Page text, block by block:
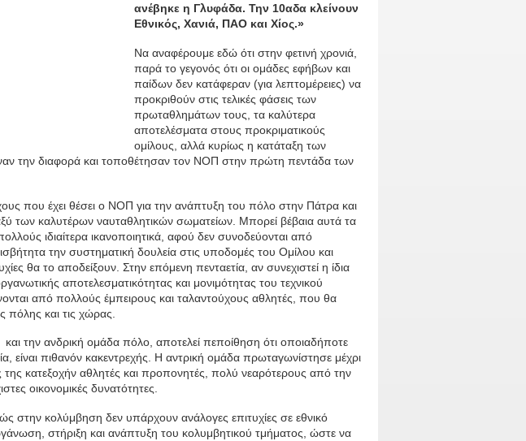
ανέβηκε η Γλυφάδα. Την 10αδα κλείνουν
Εθνικός, Χανιά, ΠΑΟ και Χίος.»
Να αναφέρουμε εδώ ότι στην φετινή χρονιά,
παρά το γεγονός ότι οι ομάδες εφήβων και
παίδων δεν κατάφεραν (για λεπτομέρειες) να
προκριθούν στις τελικές φάσεις των
πρωταθλημάτων τους, τα καλύτερα
αποτελέσματα στους προκριματικούς
ομίλους, αλλά κυρίως η κατάταξη των
την διαφορά και τοποθέτησαν τον ΝΟΠ στην πρώτη πεντάδα των
που έχει θέσει ο ΝΟΠ για την ανάπτυξη του πόλο στην Πάτρα και
των καλυτέρων ναυταθλητικών σωματείων. Μπορεί βέβαια αυτά τα
ιδιαίτερα ικανοποιητικά, αφού δεν συνοδεύονται από
την συστηματική δουλεία στις υποδομές του Ομίλου και
θα το αποδείξουν. Στην επόμενη πενταετία, αν συνεχιστεί η ίδια
αποτελεσματικότητας και μονιμότητας του τεχνικού
από πολλούς έμπειρους και ταλαντούχους αθλητές, που θα
και τις χώρας.
την ανδρική ομάδα πόλο, αποτελεί πεποίθηση ότι οποιαδήποτε
είναι πιθανόν κακεντρεχής. Η αντρική ομάδα πρωταγωνίστησε μέχρι
της κατεξοχήν αθλητές και προπονητές, πολύ νεαρότερους από την
οικονομικές δυνατότητες.
στην κολύμβηση δεν υπάρχουν ανάλογες επιτυχίες σε εθνικό
στήριξη και ανάπτυξη του κολυμβητικού τμήματος, ώστε να